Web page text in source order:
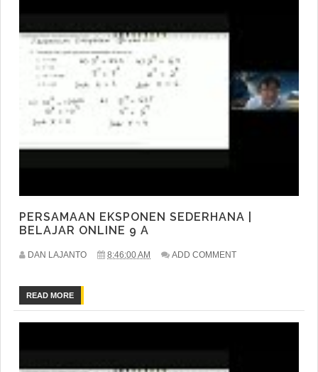
PERSAMAAN EKSPONEN SEDERHANA |
BELAJAR ONLINE 9 A
DAN LAJANTO 8:46:00 AM ADD COMMENT
READ MORE